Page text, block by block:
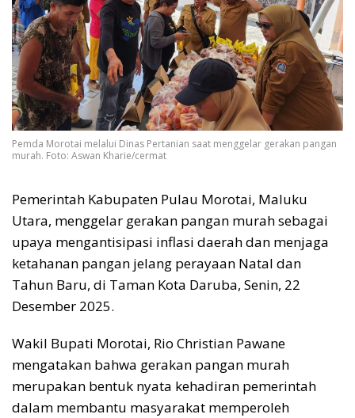
Pemda Morotai melalui Dinas Pertanian saat menggelar gerakan pangan
murah. Foto: Aswan Kharie/cermat
Pemerintah Kabupaten Pulau Morotai, Maluku
Utara, menggelar gerakan pangan murah sebagai
upaya mengantisipasi inflasi daerah dan menjaga
ketahanan pangan jelang perayaan Natal dan
Tahun Baru, di Taman Kota Daruba, Senin, 22
Desember 2025.
Wakil Bupati Morotai, Rio Christian Pawane
mengatakan bahwa gerakan pangan murah
merupakan bentuk nyata kehadiran pemerintah
dalam membantu masyarakat memperoleh